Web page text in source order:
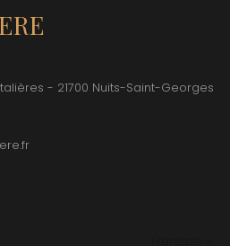
- 21700 Nuits-Saint-Georges